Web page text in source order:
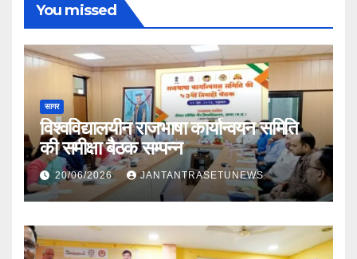
You missed
सागर
विश्वविद्यालयीन राजभाषा कार्यान्वयन समिति
की समीक्षा बैठक सम्पन्न
20/06/2026 JANTANTRASETUNEWS